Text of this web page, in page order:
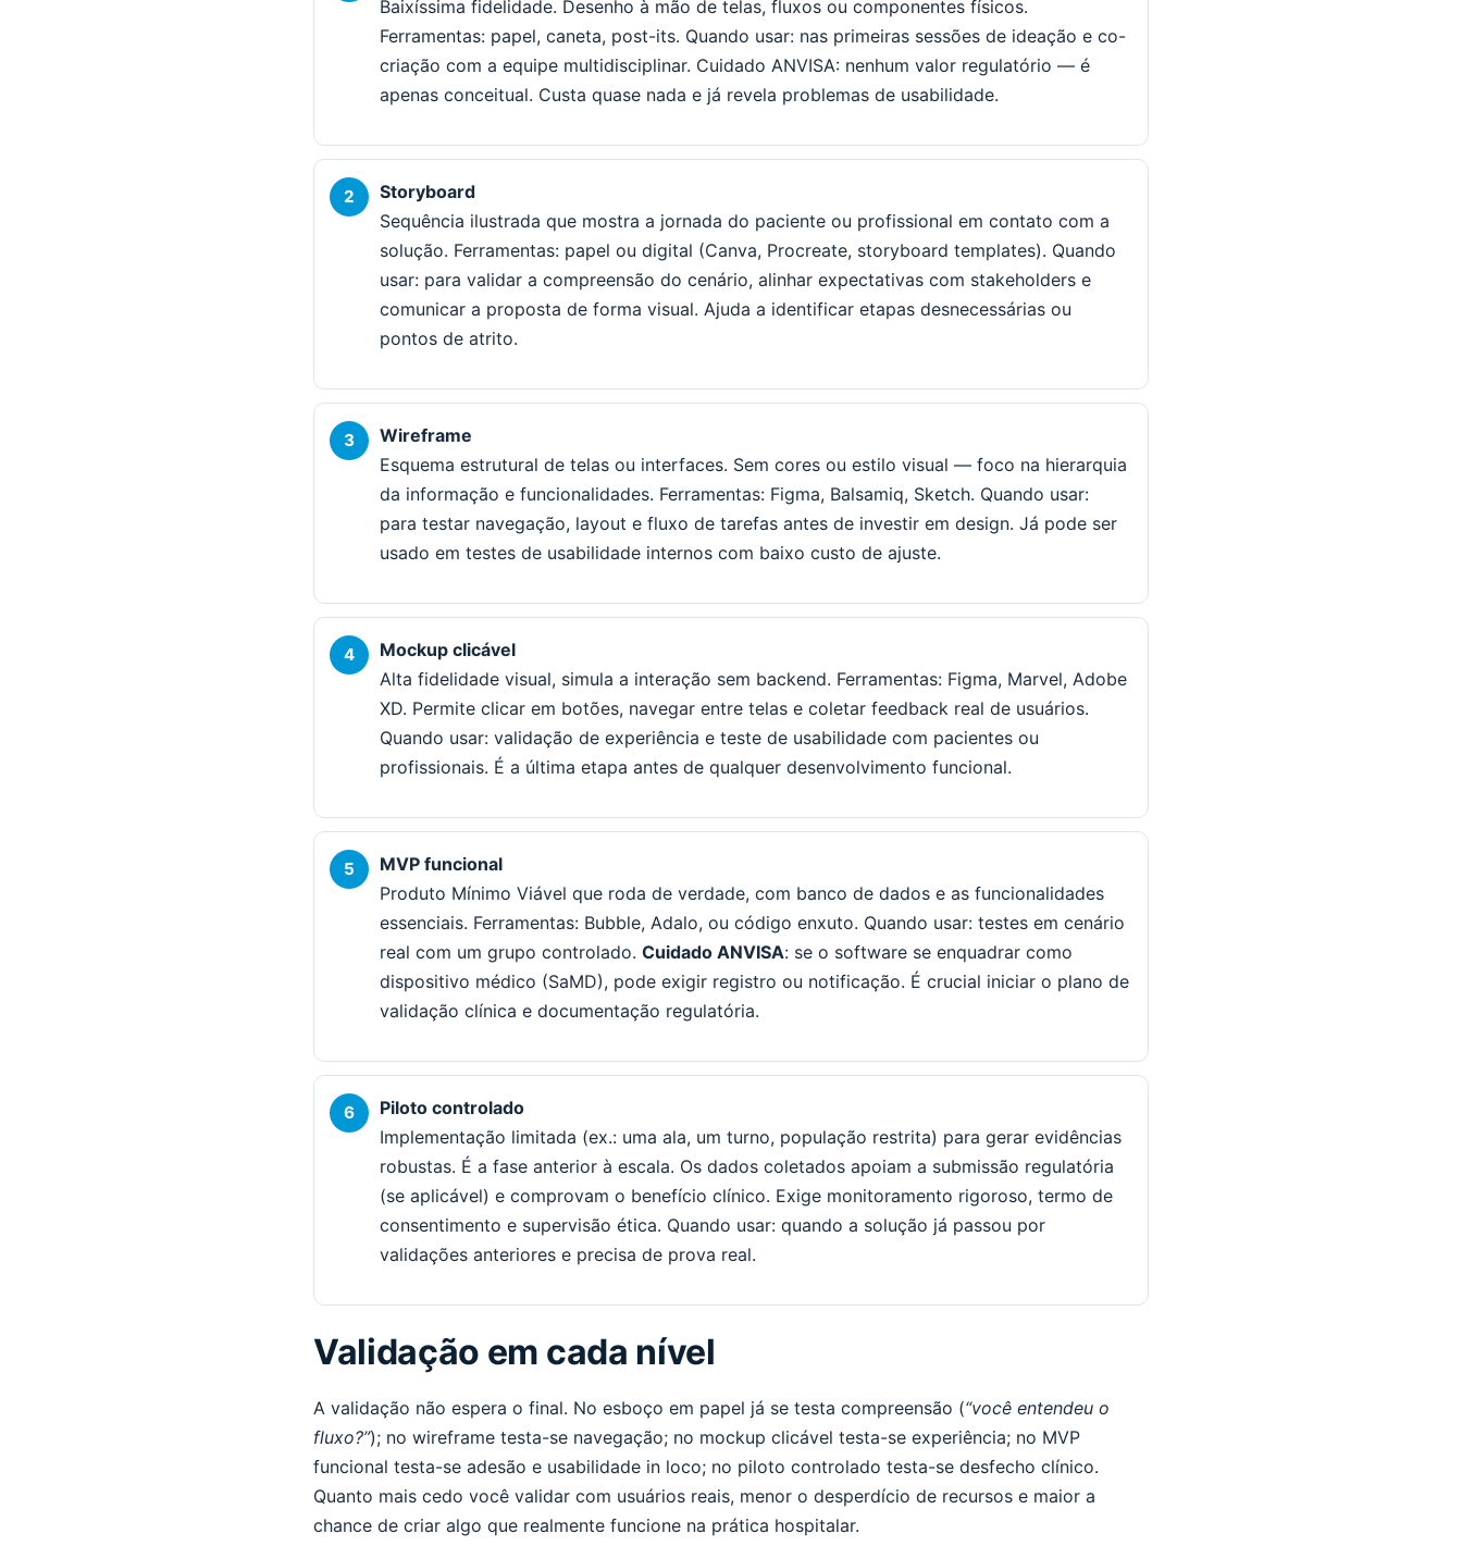
Baixíssima fidelidade. Desenho à mão de telas, fluxos ou componentes físicos.
Ferramentas: papel, caneta, post-its. Quando usar: nas primeiras sessões de ideação e co-
criação com a equipe multidisciplinar. Cuidado ANVISA: nenhum valor regulatório — é
apenas conceitual. Custa quase nada e já revela problemas de usabilidade.
Storyboard
Sequência ilustrada que mostra a jornada do paciente ou profissional em contato com a
solução. Ferramentas: papel ou digital (Canva, Procreate, storyboard templates). Quando
usar: para validar a compreensão do cenário, alinhar expectativas com stakeholders e
comunicar a proposta de forma visual. Ajuda a identificar etapas desnecessárias ou
pontos de atrito.
Wireframe
Esquema estrutural de telas ou interfaces. Sem cores ou estilo visual — foco na hierarquia
da informação e funcionalidades. Ferramentas: Figma, Balsamiq, Sketch. Quando usar:
para testar navegação, layout e fluxo de tarefas antes de investir em design. Já pode ser
usado em testes de usabilidade internos com baixo custo de ajuste.
Mockup clicável
Alta fidelidade visual, simula a interação sem backend. Ferramentas: Figma, Marvel, Adobe
XD. Permite clicar em botões, navegar entre telas e coletar feedback real de usuários.
Quando usar: validação de experiência e teste de usabilidade com pacientes ou
profissionais. É a última etapa antes de qualquer desenvolvimento funcional.
MVP funcional
Produto Mínimo Viável que roda de verdade, com banco de dados e as funcionalidades
essenciais. Ferramentas: Bubble, Adalo, ou código enxuto. Quando usar: testes em cenário
real com um grupo controlado. Cuidado ANVISA: se o software se enquadrar como
dispositivo médico (SaMD), pode exigir registro ou notificação. É crucial iniciar o plano de
validação clínica e documentação regulatória.
Piloto controlado
Implementação limitada (ex.: uma ala, um turno, população restrita) para gerar evidências
robustas. É a fase anterior à escala. Os dados coletados apoiam a submissão regulatória
(se aplicável) e comprovam o benefício clínico. Exige monitoramento rigoroso, termo de
consentimento e supervisão ética. Quando usar: quando a solução já passou por
validações anteriores e precisa de prova real.
Validação em cada nível
A validação não espera o final. No esboço em papel já se testa compreensão (“você entendeu o
fluxo?”); no wireframe testa-se navegação; no mockup clicável testa-se experiência; no MVP
funcional testa-se adesão e usabilidade in loco; no piloto controlado testa-se desfecho clínico.
Quanto mais cedo você validar com usuários reais, menor o desperdício de recursos e maior a
chance de criar algo que realmente funcione na prática hospitalar.